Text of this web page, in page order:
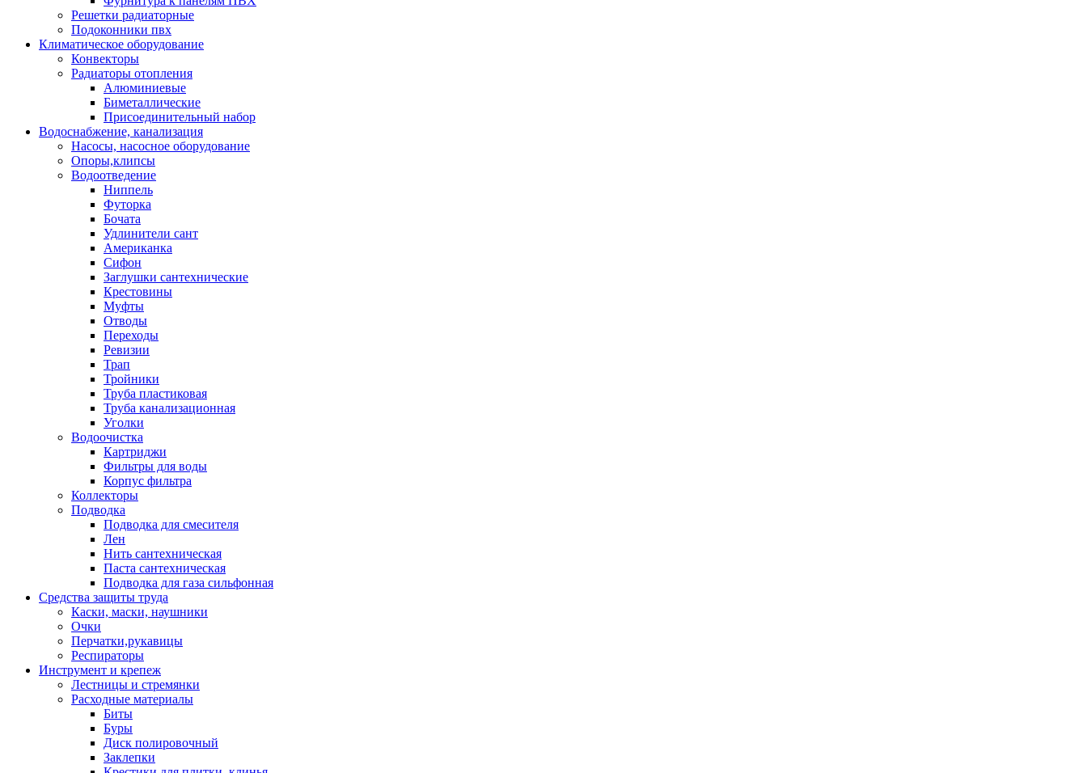
Решетки радиаторные
Подоконники пвх
Климатическое оборудование
Конвекторы
Радиаторы отопления
Алюминиевые
Биметаллические
Присоединительный набор
Водоснабжение, канализация
Насосы, насосное оборудование
Опоры,клипсы
Водоотведение
Ниппель
Футорка
Бочата
Удлинители сант
Американка
Сифон
Заглушки сантехнические
Крестовины
Муфты
Отводы
Переходы
Ревизии
Трап
Тройники
Труба пластиковая
Труба канализационная
Уголки
Водоочистка
Картриджи
Фильтры для воды
Корпус фильтра
Коллекторы
Подводка
Подводка для смесителя
Лен
Нить сантехническая
Паста сантехническая
Подводка для газа сильфонная
Средства защиты труда
Каски, маски, наушники
Очки
Перчатки,рукавицы
Респираторы
Инструмент и крепеж
Лестницы и стремянки
Расходные материалы
Биты
Буры
Диск полировочный
Заклепки